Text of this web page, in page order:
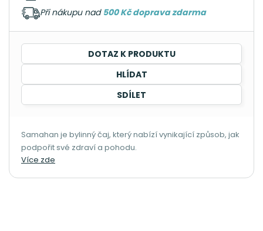
Při nákupu nad 500 Kč doprava zdarma
DOTAZ K PRODUKTU
HLÍDAT
SDÍLET
Samahan je bylinný čaj, který nabízí vynikající způsob, jak
podpořit své zdraví a pohodu.
Více zde